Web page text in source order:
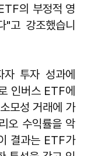
의 부정적 영
고 강조했습니
투자 성과에
인버스 ETF에
모성 거래에 가
오 수익률을 악
결과는 ETF가